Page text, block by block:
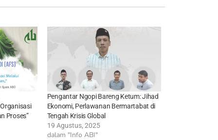
Proses”
Pengantar Ngopi Bareng Ketum: Jihad
Ekonomi, Perlawanan Bermartabat di
Tengah Krisis Global
19 Agustus, 2025
dalam "Info ABI"